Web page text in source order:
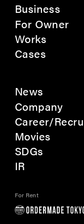
Business
For Owner
Works
Cases
News
Company
Career/
Movies
SDGs
IR
For Rent